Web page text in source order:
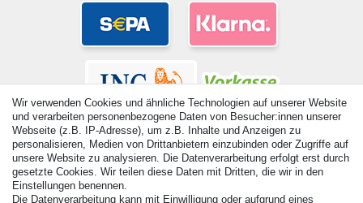
© Copyright 2026 | Alle Rechte vorbehalten. - Alle Rechte
vorbehalten. Preisangaben inkl. gesetzl. 19% MwSt. |
Wir verwenden Cookies und ähnliche Technologien auf unserer Website
und verarbeiten personenbezogene Daten von Besucher:innen unserer
Webseite (z.B. IP-Adresse), um z.B. Inhalte und Anzeigen zu
personalisieren, Medien von Drittanbietern einzubinden oder Zugriffe auf
unsere Website zu analysieren. Die Datenverarbeitung erfolgt erst durch
gesetzte Cookies. Wir teilen diese Daten mit Dritten, die wir in den
Einstellungen benennen.
Die Datenverarbeitung kann mit Einwilligung oder aufgrund eines